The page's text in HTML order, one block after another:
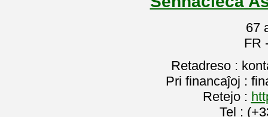
67
FR
Retadreso :
Pri financaĵoj :
Retejo :
Tel :